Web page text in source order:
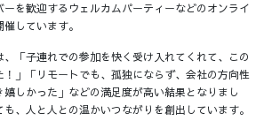
を歓迎するウェルカムパーティーなどのオンライ
しています。
「子連れでの参加を快く受け入れてくれて、この
」「リモートでも、孤独にならず、会社の方向性
嬉しかった」などの満足度が高い結果となりまし
、人と人との温かいつながりを創出しています。